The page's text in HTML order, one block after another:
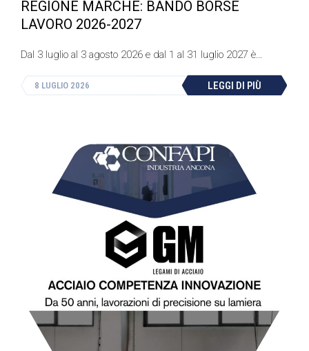
REGIONE MARCHE: BANDO BORSE
LAVORO 2026-2027
8 LUGLIO 2026
Dal 3 luglio al 3 agosto 2026 e dal 1 al 31 luglio 2027 è…
LEGGI DI PIÙ